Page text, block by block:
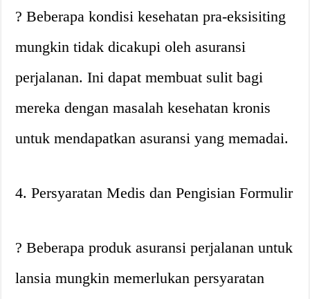
? Beberapa kondisi kesehatan pra-eksisiting
mungkin tidak dicakupi oleh asuransi
perjalanan. Ini dapat membuat sulit bagi
mereka dengan masalah kesehatan kronis
untuk mendapatkan asuransi yang memadai.
4. Persyaratan Medis dan Pengisian Formulir
? Beberapa produk asuransi perjalanan untuk
lansia mungkin memerlukan persyaratan